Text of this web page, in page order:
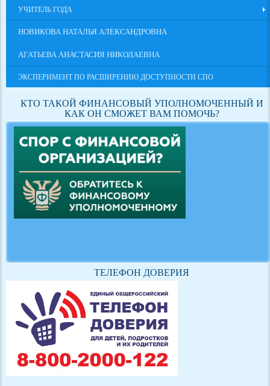
УЧИТЕЛЬ ГОДА
НОВИКОВА НАТАЛЬЯ АЛЕКСАНДРОВНА
АГАТЬЕВА АНАСТАСИЯ НИКОЛАЕВНА
ЭКСПЕРИМЕНТ ПО РАСШИРЕНИЮ ДОСТУПНОСТИ СПО
КТО ТАКОЙ ФИНАНСОВЫЙ УПОЛНОМОЧЕННЫЙ И
КАК ОН СМОЖЕТ ВАМ ПОМОЧЬ?
ТЕЛЕФОН ДОВЕРИЯ